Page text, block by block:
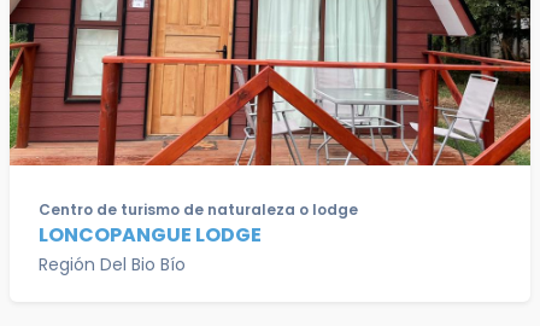
Centro de turismo de naturaleza o lodge
LONCOPANGUE LODGE
Región Del Bio Bío